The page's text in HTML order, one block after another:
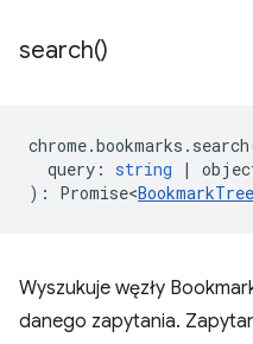
search()
chrome.bookmarks . search
query : string |
) : Promise<
Wyszukuje węzły
danego zapytania.